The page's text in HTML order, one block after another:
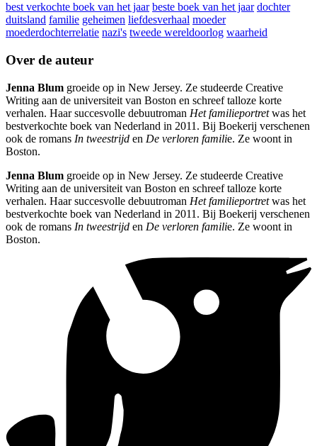
best verkochte boek van het jaar beste boek van het jaar dochter
duitsland familie geheimen liefdesverhaal moeder
moederdochterrelatie nazi's tweede wereldoorlog waarheid
Over de auteur
Jenna Blum groeide op in New Jersey. Ze studeerde Creative
Writing aan de universiteit van Boston en schreef talloze korte
verhalen. Haar succesvolle debuutroman Het familieportretwas het
bestverkochte boek van Nederland in 2011. Bij Boekerij verschenen
ook de romans In tweestrijd en De verloren familie. Ze woont in
Boston.
Jenna Blum groeide op in New Jersey. Ze studeerde Creative
Writing aan de universiteit van Boston en schreef talloze korte
verhalen. Haar succesvolle debuutroman Het familieportretwas het
bestverkochte boek van Nederland in 2011. Bij Boekerij verschenen
ook de romans In tweestrijd en De verloren familie. Ze woont in
Boston.